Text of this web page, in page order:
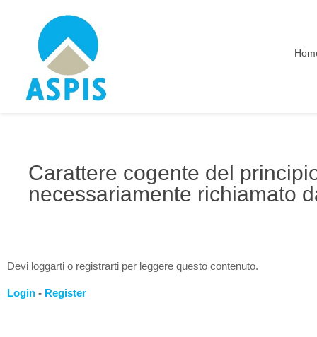
Carattere cogente del
necessariamente richiamato
Devi loggarti o registrarti per leggere questo contenuto.
Login - Register